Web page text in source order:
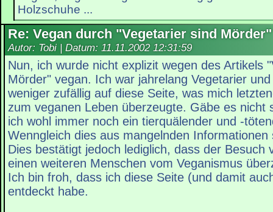
Holzschuhe ...
Re: Vegan durch "Vegetarier sind Mörder"
Autor: Tobi | Datum: 11.11.2002 12:31:59
Nun, ich wurde nicht explizit wegen des Artikels
Mörder" vegan. Ich war jahrelang Vegetarier
weniger zufällig auf diese Seite, was mich
zum veganen Leben überzeugte. Gäbe es nicht
ich wohl immer noch ein tierquälender und -
Wenngleich dies aus mangelnden
Dies bestätigt jedoch lediglich, dass der Besuch
einen weiteren Menschen vom Veganismus
Ich bin froh, dass ich diese Seite (und damit
entdeckt habe.